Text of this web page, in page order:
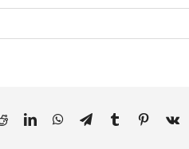
RedditLinkedInWhatsApp
TelegramTumblrPinterest
Vk